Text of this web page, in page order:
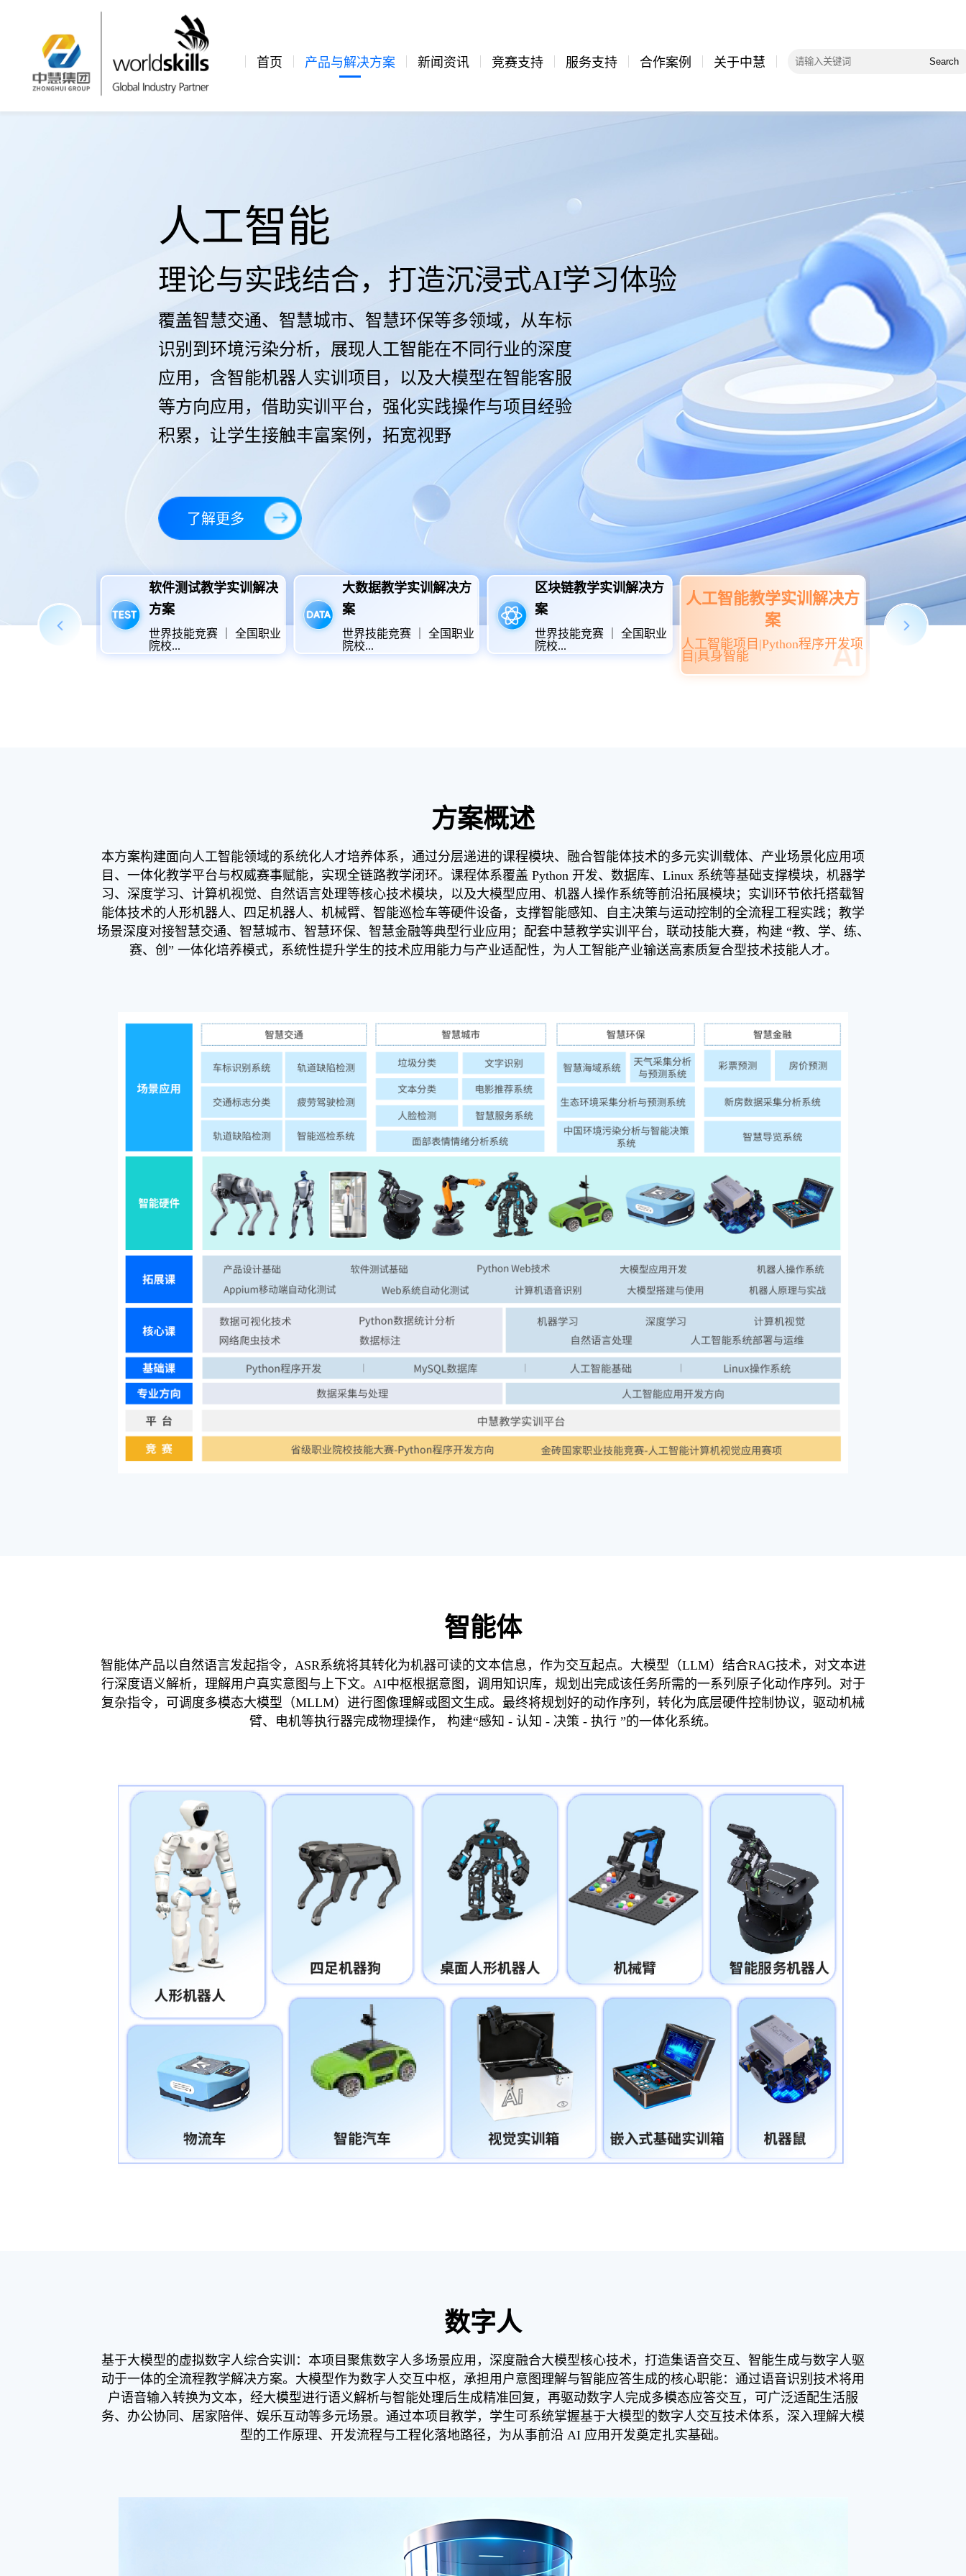
首页 产品与解决方案 新闻资讯 竞赛支持 服务支持 合作案例 关于中慧 Search
人工智能
理论与实践结合，打造沉浸式AI学习体验
覆盖智慧交通、智慧城市、智慧环保等多领域，从车标
识别到环境污染分析，展现人工智能在不同行业的深度
应用，含智能机器人实训项目，以及大模型在智能客服
等方向应用，借助实训平台，强化实践操作与项目经验
积累，让学生接触丰富案例，拓宽视野
了解更多
赛 ｜ 全国职业
软件测试教学实训解决
方案
世界技能竞赛 ｜ 全国职业
院校...
大数据教学实训解决方
案
世界技能竞赛 ｜ 全国职业
院校...
区块链教学实训解决方
案
世界技能竞赛 ｜ 全国职业
院校...
人工智能教学实训解决方
案
人工智能项目|Python程序开发项
目|具身智能
无人机
案
世界技
方案概述
本方案构建面向人工智能领域的系统化人才培养体系，通过分层递进的课程模块、融合智能体技术的多元实训载体、产业场景化应用项
目、一体化教学平台与权威赛事赋能，实现全链路教学闭环。课程体系覆盖 Python 开发、数据库、Linux 系统等基础支撑模块，机器学
习、深度学习、计算机视觉、自然语言处理等核心技术模块，以及大模型应用、机器人操作系统等前沿拓展模块；实训环节依托搭载智
能体技术的人形机器人、四足机器人、机械臂、智能巡检车等硬件设备，支撑智能感知、自主决策与运动控制的全流程工程实践；教学
场景深度对接智慧交通、智慧城市、智慧环保、智慧金融等典型行业应用；配套中慧教学实训平台，联动技能大赛，构建 “教、学、练、
赛、创” 一体化培养模式，系统性提升学生的技术应用能力与产业适配性，为人工智能产业输送高素质复合型技术技能人才。
智能体
智能体产品以自然语言发起指令，ASR系统将其转化为机器可读的文本信息，作为交互起点。大模型（LLM）结合RAG技术，对文本进
行深度语义解析，理解用户真实意图与上下文。AI中枢根据意图，调用知识库，规划出完成该任务所需的一系列原子化动作序列。对于
复杂指令，可调度多模态大模型（MLLM）进行图像理解或图文生成。最终将规划好的动作序列，转化为底层硬件控制协议，驱动机械
臂、电机等执行器完成物理操作， 构建“感知 - 认知 - 决策 - 执行 ”的一体化系统。
数字人
基于大模型的虚拟数字人综合实训：本项目聚焦数字人多场景应用，深度融合大模型核心技术，打造集语音交互、智能生成与数字人驱
动于一体的全流程教学解决方案。大模型作为数字人交互中枢，承担用户意图理解与智能应答生成的核心职能：通过语音识别技术将用
户语音输入转换为文本，经大模型进行语义解析与智能处理后生成精准回复，再驱动数字人完成多模态应答交互，可广泛适配生活服
务、办公协同、居家陪伴、娱乐互动等多元场景。通过本项目教学，学生可系统掌握基于大模型的数字人交互技术体系，深入理解大模
型的工作原理、开发流程与工程化落地路径，为从事前沿 AI 应用开发奠定扎实基础。